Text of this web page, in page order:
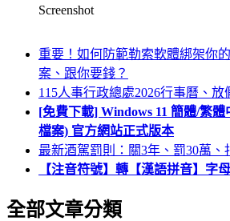
Screenshot
重要！如何防範勒索軟體綁架你
案、跟你要錢？
115人事行政總處2026行事曆、放
[免費下載] Windows 11 簡體/繁
檔案) 官方網站正式版本
最新酒駕罰則：關3年、罰30萬、
【注音符號】轉【漢語拼音】字
全部文章分類